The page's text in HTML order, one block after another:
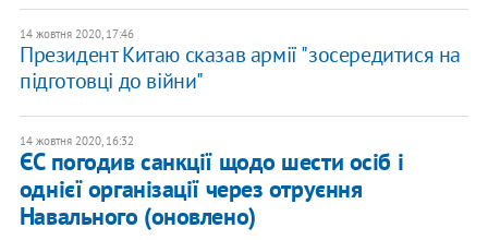
14 жовтня 2020, 17:46
Президент Китаю сказав армії "зосередитися на
підготовці до війни"
14 жовтня 2020, 16:32
ЄС погодив санкції щодо шести осіб і
однієї організації через отруєння
Навального (оновлено)